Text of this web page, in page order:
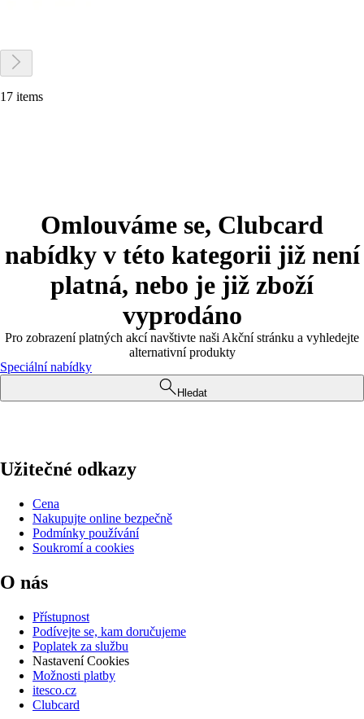
17 items
Omlouváme se, Clubcard
nabídky v této kategorii již není
platná, nebo je již zboží
vyprodáno
Pro zobrazení platných akcí navštivte naši Akční stránku a vyhledejte
alternativní produkty
Speciální nabídky
Hledat
Užitečné odkazy
Cena
Nakupujte online bezpečně
Podmínky používání
Soukromí a cookies
O nás
Přístupnost
Podívejte se, kam doručujeme
Poplatek za službu
Nastavení Cookies
Možnosti platby
itesco.cz
Clubcard